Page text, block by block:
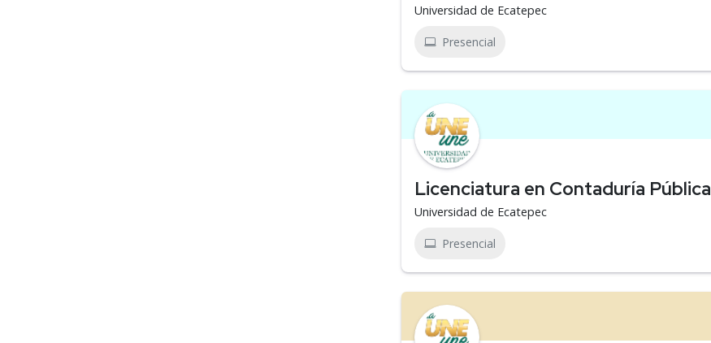
Universidad de Ecatepec
Presencial
Licenciatura en Contaduría Pública
Universidad de Ecatepec
Presencial